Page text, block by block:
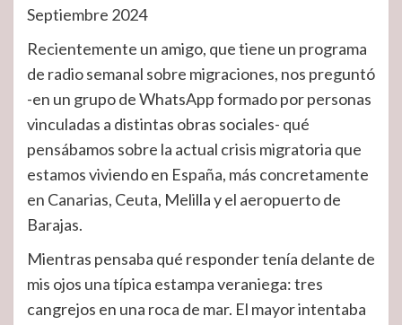
Septiembre 2024
Recientemente un amigo, que tiene un programa
de radio semanal sobre migraciones, nos preguntó
-en un grupo de WhatsApp formado por personas
vinculadas a distintas obras sociales- qué
pensábamos sobre la actual crisis migratoria que
estamos viviendo en España, más concretamente
en Canarias, Ceuta, Melilla y el aeropuerto de
Barajas.
Mientras pensaba qué responder tenía delante de
mis ojos una típica estampa veraniega: tres
cangrejos en una roca de mar. El mayor intentaba